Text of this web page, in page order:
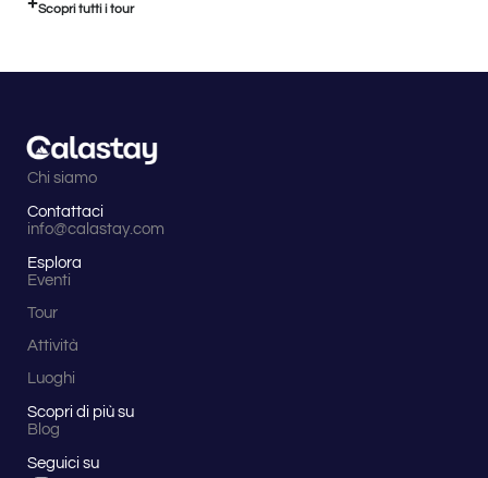
Scopri tutti i tour
Chi siamo
Contattaci
info@calastay.com
Esplora
Eventi
Tour
Attività
Luoghi
Scopri di più su
Blog
Seguici su